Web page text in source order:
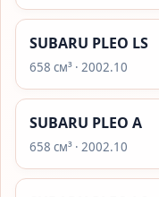
SUBARU PLEO LS
658 см³ · 2002.10
SUBARU PLEO A
658 см³ · 2002.10